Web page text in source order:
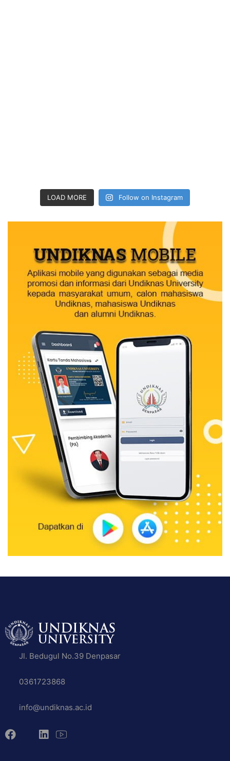
LOAD MORE Follow on Instagram
Jl. Bedugul No.39 Denpasar
0361723868
info@undiknas.ac.id